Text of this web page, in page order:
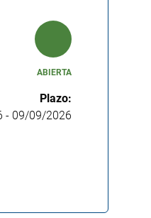
ABIERTA
Plazo:
- 09/09/2026